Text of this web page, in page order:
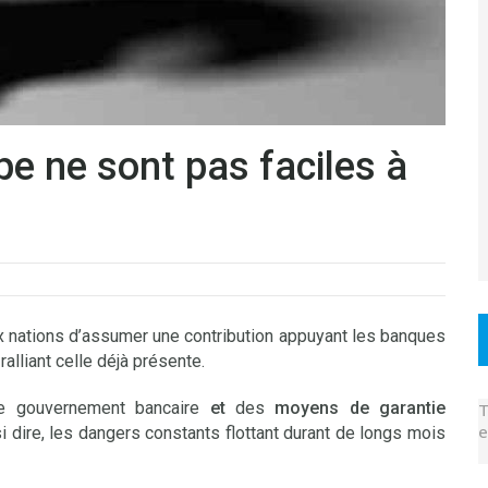
ne sont pas faciles à
d’assumer une contribution appuyant les banques
celle déjà présente.
bancaire etdes moyens de garantie
dire, les dangers constants flottant durant de longs mois